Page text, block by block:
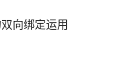
向绑定运用